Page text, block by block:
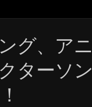
グ、アニ
ターソン